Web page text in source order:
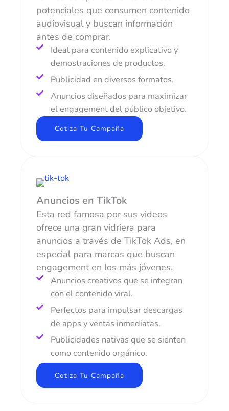
potenciales que consumen contenido
audiovisual y buscan información
antes de comprar.
Ideal para contenido explicativo y
demostraciones de productos.
Publicidad en diversos formatos.
Anuncios diseñados para maximizar
el engagement del público objetivo.
Cotiza Tu Campaña
Anuncios en TikTok
Esta red famosa por sus videos
ofrece una gran vidriera para
anuncios a través de TikTok Ads, en
especial para marcas que buscan
engagement en los más jóvenes.
Anuncios creativos que se integran
con el contenido viral.
Perfectos para impulsar descargas
de apps y ventas inmediatas.
Publicidades nativas que se sienten
como contenido orgánico.
Cotiza Tu Campaña